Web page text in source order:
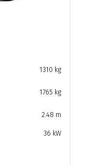
1310 kg
1765 kg
2.48 m
36 kW